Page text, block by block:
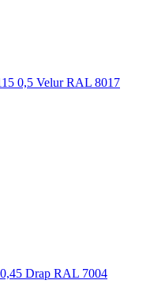
0,5 Velur RAL 8017
Drap RAL 7004